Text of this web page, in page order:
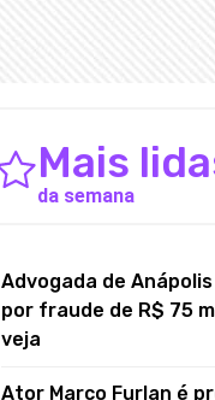
Mais
da semana
Advogada de
por fraude de R$ 75
veja
Ator Marco Furlan é